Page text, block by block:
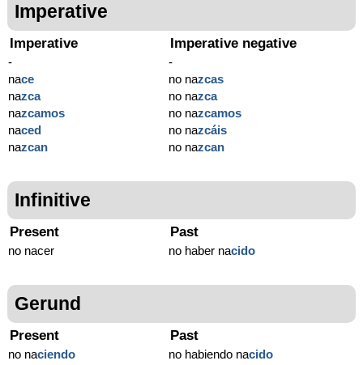
Imperative
Imperative
-
nace
nazca
nazcamos
naced
nazcan
Imperative negative
-
no nazcas
no nazca
no nazcamos
no nazcáis
no nazcan
Infinitive
Present
no nacer
Past
no haber nacido
Gerund
Present
no naciendo
Past
no habiendo nacido